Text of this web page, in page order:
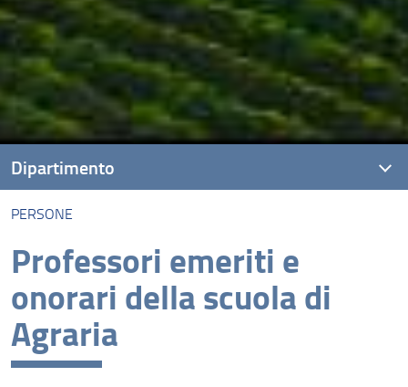
PERSONE
Professori emeriti e
onorari della scuola di
Agraria
Dipartimento
Presentazione
Missione
Visione
Assicurazione della Qualità
Organizzazione